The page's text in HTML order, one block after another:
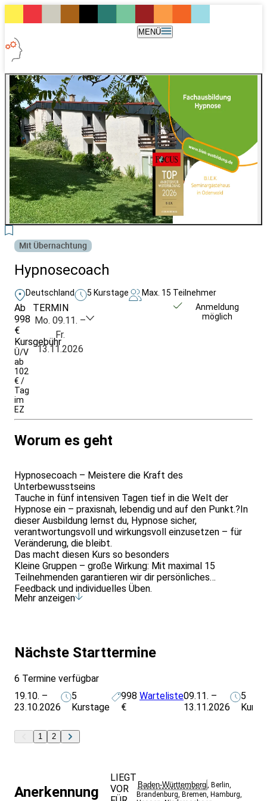
MENÜ
Mit Übernachtung
Hypnosecoach
Deutschland 5 Kurstage Max. 15 Teilnehmer
Ab
998
€
Kursgebühr
Ü/V
ab
102
€ /
Tag
im
EZ
TERMIN
Mo. 09.11. –
Fr.
13.11.2026
Anmeldung
möglich
Worum es geht
Hypnosecoach – Meistere die Kraft des
Unterbewusstseins
Tauche in fünf intensiven Tagen tief in die Welt der
Hypnose ein – praxisnah, lebendig und auf den Punkt.?In
dieser Ausbildung lernst du, Hypnose sicher,
verantwortungsvoll und wirkungsvoll einzusetzen – für
Veränderung, die bleibt.
Das macht diesen Kurs so besonders
Kleine Gruppen – große Wirkung: Mit maximal 15
Teilnehmenden garantieren wir dir persönliches
Feedback und individuelles Üben.
Von Anfang an Praxis: Du lernst nicht nur über Hypnose,
Suggestionstechniken und Methoden zur
Blockadenlösung.
Leistungssteigerung bis zur Unterstützung bei Ängsten,
Gewohnheitsveränderungen oder Schmerzbewältigung.
Für wen ist dieser Kurs ideal?
Für Coaches, Trainerinnen, Therapeutinnen,
Repertoire um ein hochwirksames
Du bekommst ein Zertifikat als Hypnosecoach,
Mehr anzeigen
Nächste Starttermine
6 Termine verfügbar
19.10. –
23.10.2026
5
Kurstage
998
€
Warteliste09.11. –
13.11.2026
5
1 2
Anerkennung
LIEGT
VOR
Baden-Württemberg, Berlin,
Brandenburg, Bremen, Hamburg,